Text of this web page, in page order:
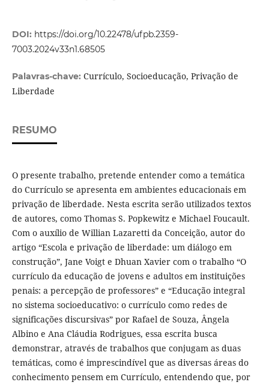
DOI: https://doi.org/10.22478/ufpb.2359-
7003.2024v33n1.68505
Palavras-chave: Currículo, Socioeducação, Privação de
Liberdade
RESUMO
O presente trabalho, pretende entender como a temática
do Currículo se apresenta em ambientes educacionais em
privação de liberdade. Nesta escrita serão utilizados textos
de autores, como Thomas S. Popkewitz e Michael Foucault.
Com o auxílio de Willian Lazaretti da Conceição, autor do
artigo “Escola e privação de liberdade: um diálogo em
construção”, Jane Voigt e Dhuan Xavier com o trabalho “O
currículo da educação de jovens e adultos em instituições
penais: a percepção de professores” e “Educação integral
no sistema socioeducativo: o currículo como redes de
significações discursivas” por Rafael de Souza, Ângela
Albino e Ana Cláudia Rodrigues, essa escrita busca
demonstrar, através de trabalhos que conjugam as duas
temáticas, como é imprescindível que as diversas áreas do
conhecimento pensem em Currículo, entendendo que, por